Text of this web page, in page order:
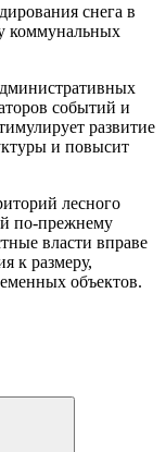
снега в
коммунальных
событий и
развитие
и повысит
лесного
по-прежнему
власти вправе
к размеру,
объектов.